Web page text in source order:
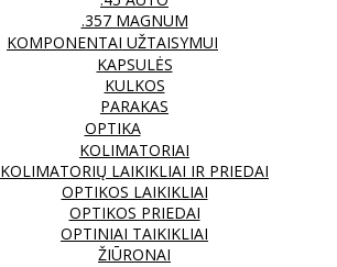
.357 MAGNUM
KOMPONENTAI UŽTAISYMUI
KAPSULĖS
KULKOS
PARAKAS
OPTIKA
KOLIMATORIAI
KOLIMATORIŲ LAIKIKLIAI IR PRIEDAI
OPTIKOS LAIKIKLIAI
OPTIKOS PRIEDAI
OPTINIAI TAIKIKLIAI
ŽIŪRONAI